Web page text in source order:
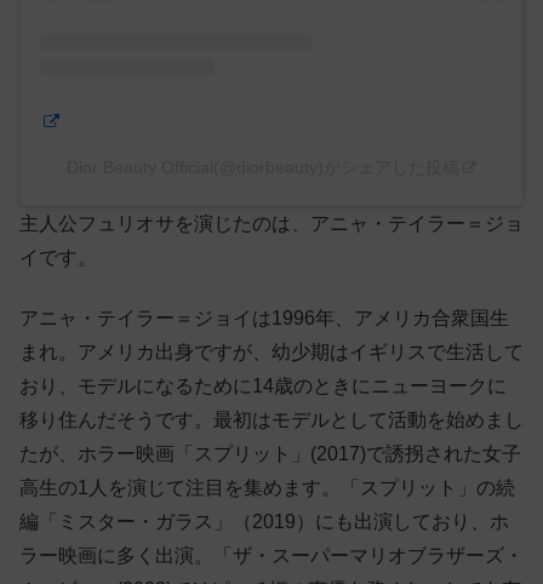
主人公フュリオサを演じたのは、アニャ・テイラー＝ジョ
イです。
アニャ・テイラー＝ジョイは1996年、アメリカ合衆国生
まれ。アメリカ出身ですが、幼少期はイギリスで生活して
おり、モデルになるために14歳のときにニューヨークに
移り住んだそうです。最初はモデルとして活動を始めまし
たが、ホラー映画「スプリット」(2017)で誘拐された女子
高生の1人を演じて注目を集めます。「スプリット」の続
編「ミスター・ガラス」（2019）にも出演しており、ホ
ラー映画に多く出演。「ザ・スーパーマリオブラザーズ・